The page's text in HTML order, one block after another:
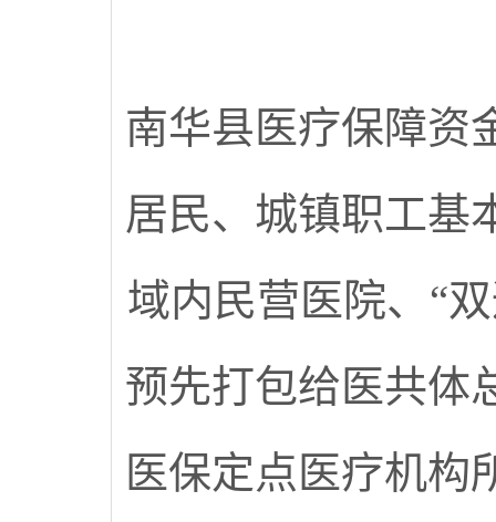
南华县医疗保障资
居民、城镇职工基
域内民营医院、“
预先打包给医共体
医保定点医疗机构